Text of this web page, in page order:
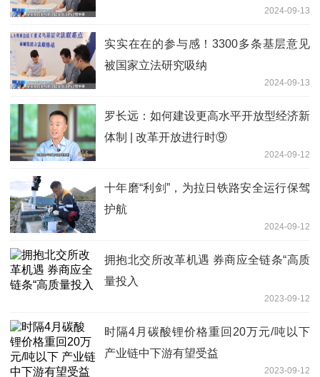
2024-09-13
实实在在的参与感！3300多条基层意见
被国家立法研究吸纳
2024-09-13
罗长远：如何建设更高水平开放型经济新
体制 | 改革开放进行时⑨
2024-09-12
十年磨“利剑”，为拉日铁路安全运行保驾
护航
2024-09-12
拥抱北交所改革机遇 券商应全链条“高质
量投入
2023-09-12
时隔4月碳酸锂价格重回20万元/吨以下
产业链中下游有望受益
2023-09-12